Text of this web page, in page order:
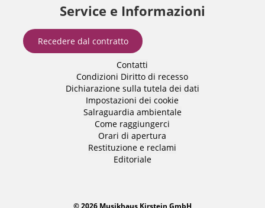
Service e Informazioni
Recedere dal contratto
Contatti
Condizioni Diritto di recesso
Dichiarazione sulla tutela dei dati
Impostazioni dei cookie
Salraguardia ambientale
Come raggiungerci
Orari di apertura
Restituzione e reclami
Editoriale